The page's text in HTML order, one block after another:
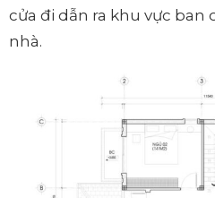
cửa đi dẫn ra khu vực
nhà.